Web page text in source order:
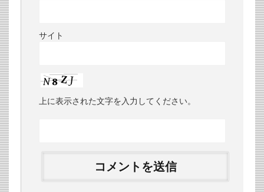
サイト
上に表示された文字を入力してください。